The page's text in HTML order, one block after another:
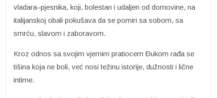
vladara–pjesnika, koji, bolestan i udaljen od domovine, na
italijanskoj obali pokušava da se pomiri sa sobom, sa
smrću, slavom i zaboravom.
Kroz odnos sa svojim vjernim pratiocem Đukom rađa se
tišina koja ne boli, već nosi težinu istorije, dužnosti i lične
intime.